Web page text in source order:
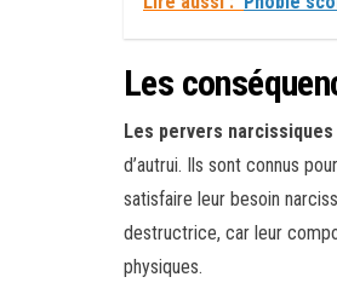
Les
Les pervers narcissiques
d’autrui. Ils sont connus
satisfaire leur besoin
destructrice, car leur
physiques.